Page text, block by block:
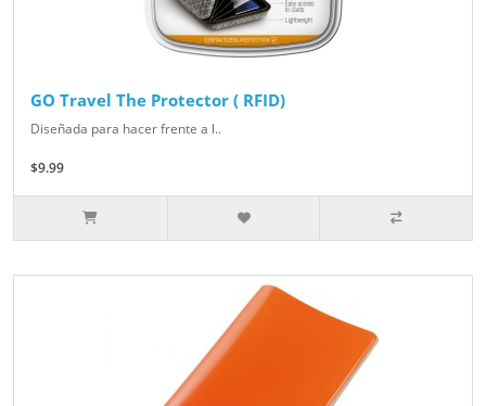
GO Travel The Protector ( RFID)
Diseñada para hacer frente a l..
$9.99